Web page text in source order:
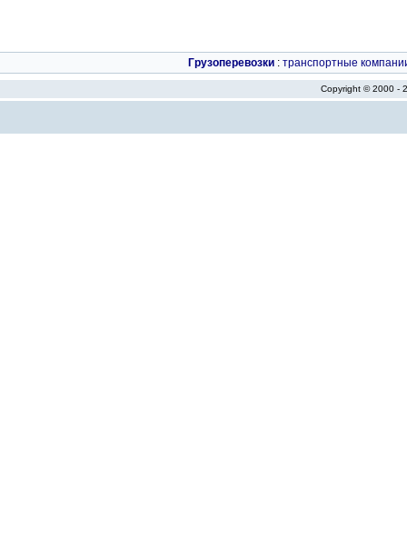
Грузоперевозки : транспортные
Copyright © 2000 -